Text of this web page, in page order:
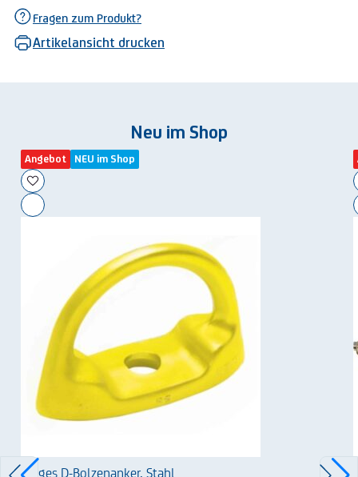
Fragen zum Produkt?
Artikelansicht drucken
Neu im Shop
Angebot NEU im Shop
Zarges D-Bolzenanker, Stahl